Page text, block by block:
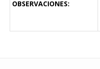
OBSERVACIONES: